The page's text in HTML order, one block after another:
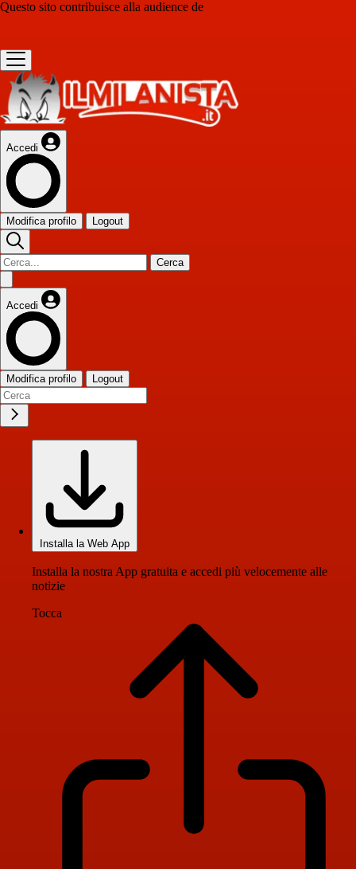
Questo sito contribuisce alla audience de
Accedi
Modifica profilo Logout
Cerca
Accedi
Modifica profilo Logout
Installa la Web App
Installa la nostra App gratuita e accedi più velocemente alle
notizie
Tocca